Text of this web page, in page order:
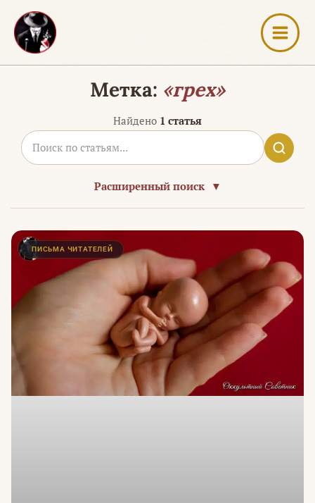
Перейти
содержимому
Метка: «грех»
Найдено 1 статья
Расширенный поиск ▼
ПИСЬМА ЧИТАТЕЛЕЙ